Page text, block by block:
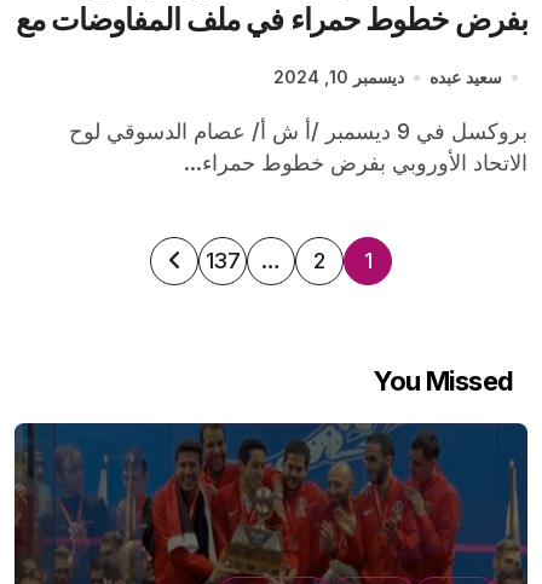
بفرض خطوط حمراء في ملف المفاوضات مع
سعيد عبده ديسمبر 10, 2024
بروكسل في 9 ديسمبر /أ ش أ/ عصام الدسوقي لوح
الاتحاد الأوروبي بفرض خطوط حمراء...
تعدد
المقالات
1
2
…
137
You Missed